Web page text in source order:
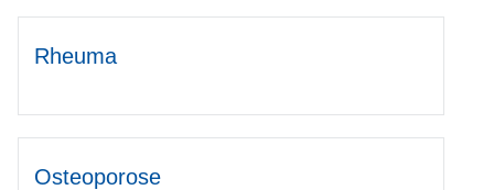
Rheuma
Osteoporose